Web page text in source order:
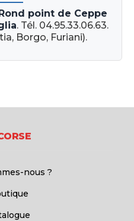
point de Ceppe
. Tél. 04.95.33.06.63.
Borgo, Furiani).
nous ?